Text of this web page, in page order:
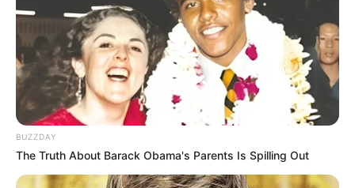
BUZZDAY
The Truth About Barack Obama's Parents Is Spilling Out